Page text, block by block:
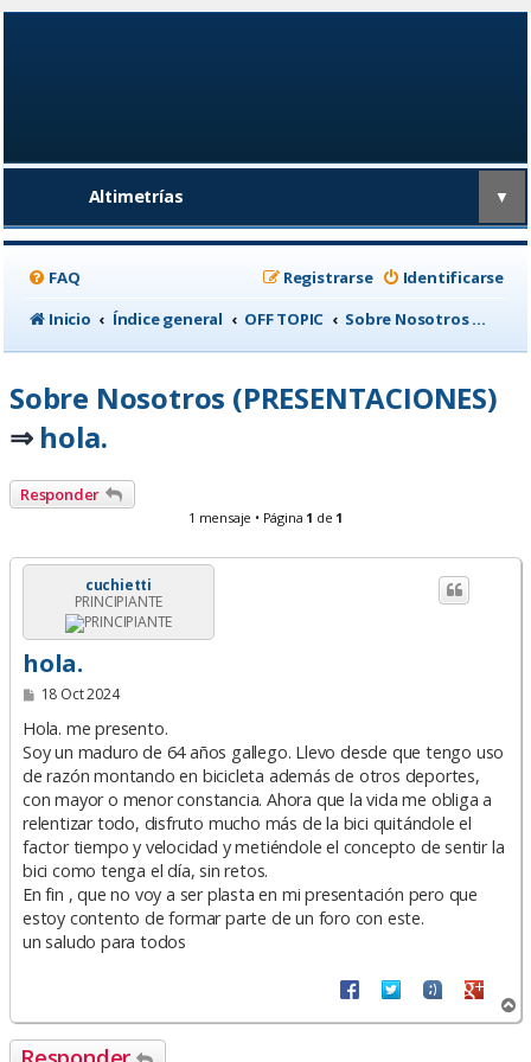
Altimetrías ▼
FAQ Identificarse
Registrarse
Inicio
Índice general OFF TOPIC Sobre Nosotros (PRESENTACIONES)
Sobre Nosotros (PRESENTACIONES)
⇒ hola.
Responder
1 mensaje • Página 1 de 1
cuchietti
PRINCIPIANTE
hola.
M
n
a
j
e
18 Oct 2024
Hola. me presento.
Soy un maduro de 64 años gallego. Llevo desde que tengo uso
de razón montando en bicicleta además de otros deportes,
con mayor o menor constancia. Ahora que la vida me obliga a
relentizar todo, disfruto mucho más de la bici quitándole el
factor tiempo y velocidad y metiéndole el concepto de sentir la
bici como tenga el día, sin retos.
En fin , que no voy a ser plasta en mi presentación pero que
estoy contento de formar parte de un foro con este.
un saludo para todos
r